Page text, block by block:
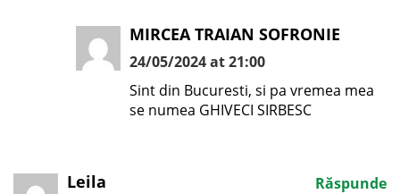
MIRCEA TRAIAN SOFRONIE
24/05/2024 at 21:00
Sint din Bucuresti, si pa vremea mea
se numea GHIVECI SIRBESC
Leila Răspunde